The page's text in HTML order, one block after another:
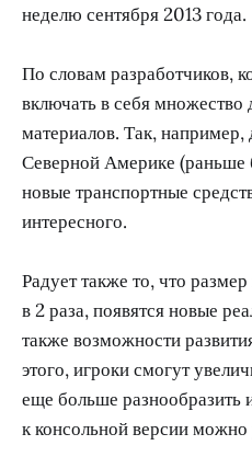
неделю сентября 2013 года.
По словам разработчиков,
включать в себя множество
материалов. Так, например,
Северной Америке (раньше
новые транспортные
интересного.
Радует также то, что
в 2 раза, появятся новые
также возможности
этого, игроки смогут
еще больше разнообразить
к консольной версии